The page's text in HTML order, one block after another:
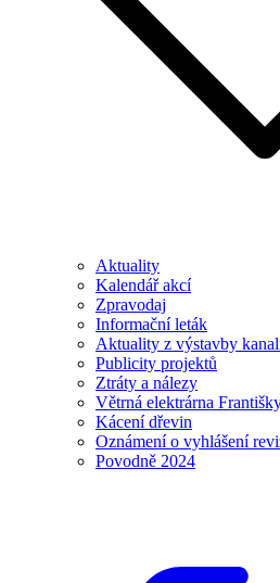
Aktuality
Kalendář akcí
Zpravodaj
Informační leták
Aktuality z výstavby
Publicity projektů
Ztráty a nálezy
Větrná elektrárna
Kácení dřevin
Oznámení o vyhlášení
Povodně 2024